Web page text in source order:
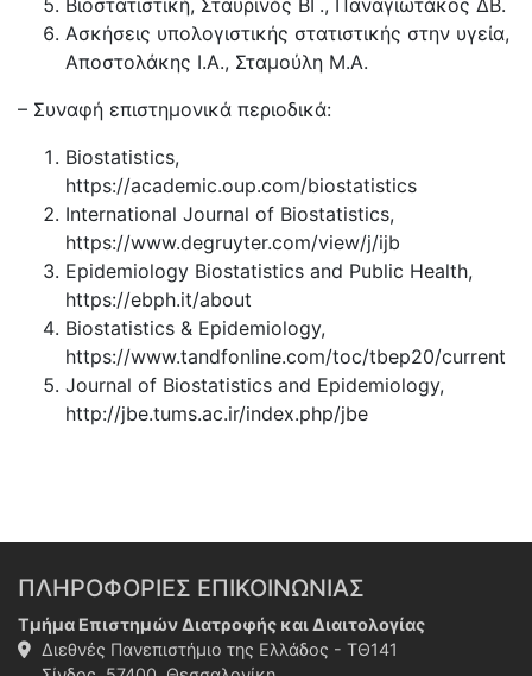
Ασκήσεις υπολογιστικής στατιστικής στην υγεία,
Αποστολάκης Ι.Α., Σταμούλη Μ.Α.
– Συναφή επιστημονικά περιοδικά:
Biostatistics,
https://academic.oup.com/biostatistics
International Journal of Biostatistics,
https://www.degruyter.com/view/j/ijb
Epidemiology Biostatistics and Public Health,
https://ebph.it/about
Biostatistics & Epidemiology,
https://www.tandfonline.com/toc/tbep20/current
Journal of Biostatistics and Epidemiology,
http://jbe.tums.ac.ir/index.php/jbe
ΠΛΗΡΟΦΟΡΙΕΣ ΕΠΙΚΟΙΝΩΝΙΑΣ
Τμήμα Επιστημών Διατροφής και Διαιτολογίας
Διεθνές Πανεπιστήμιο της Ελλάδος - ΤΘ141